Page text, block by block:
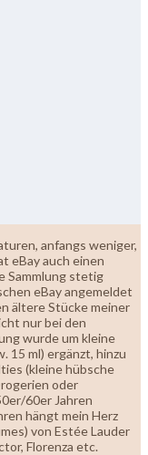
anfangs weniger,
eBay auch einen
Sammlung stetig
eBay angemeldet
ältere Stücke meiner
nur bei den
wurde um kleine
15 ml) ergänzt, hinzu
(kleine hübsche
oder
60er Jahren
hängt mein Herz
von Estée Lauder
Florenza etc.